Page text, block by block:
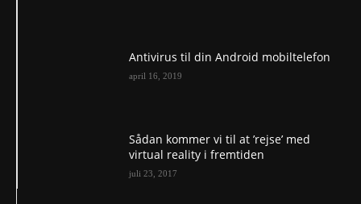
Antivirus til din Android mobiltelefon
april 16, 2019
Sådan kommer vi til at ’rejse’ med
virtual reality i fremtiden
juli 23, 2017